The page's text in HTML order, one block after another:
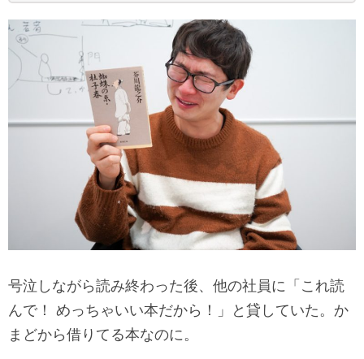
号泣しながら読み終わった後、他の社員に「これ読
んで！ めっちゃいい本だから！」と貸していた。か
まどから借りてる本なのに。